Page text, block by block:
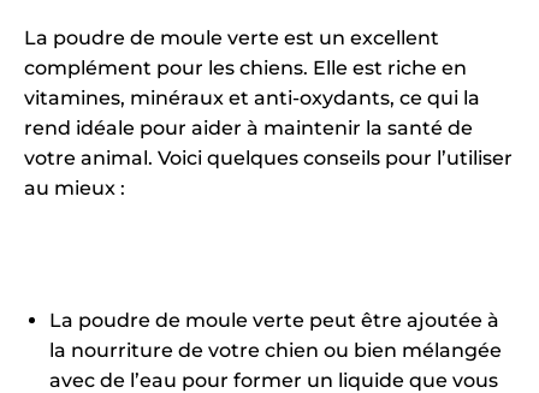
La poudre de moule verte est un excellent
complément pour les chiens. Elle est riche en
vitamines, minéraux et anti-oxydants, ce qui la
rend idéale pour aider à maintenir la santé de
votre animal. Voici quelques conseils pour l’utiliser
au mieux :
La poudre de moule verte peut être ajoutée à
la nourriture de votre chien ou bien mélangée
avec de l’eau pour former un liquide que vous